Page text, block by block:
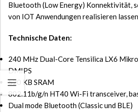
Bluetooth (Low Energy) Konnektivität,
von IOT Anwendungen realisieren
Technische Daten:
240 MHz Dual-Core Tensilica LX6
DMIPS
520 KB SRAM
802.11b/g/n HT40 Wi-Fi transceiver,
Dual mode Bluetooth (Classic und BLE)